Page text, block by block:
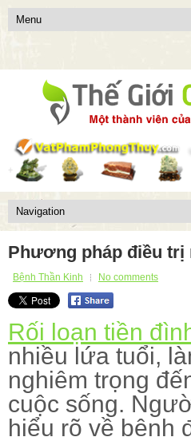
Phương pháp điều trị
Bệnh Thần Kinh No comments
Rối loạn tiền
nhiều lứa tuổi,
nghiêm trọng
cuộc sống.
hiểu rõ về bệnh